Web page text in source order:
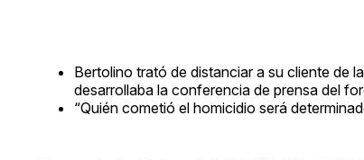
Bertolino trató de distanciar a su cliente de
desarrollaba la conferencia de prensa del
“Quién cometió el homicidio será